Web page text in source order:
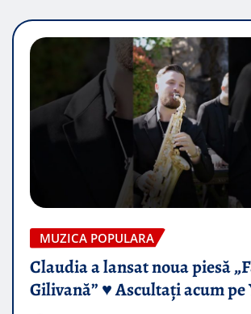
MUZICA POPULARA
Claudia a lansat noua piesă
Gilivană” ♥️ Ascultați acum pe